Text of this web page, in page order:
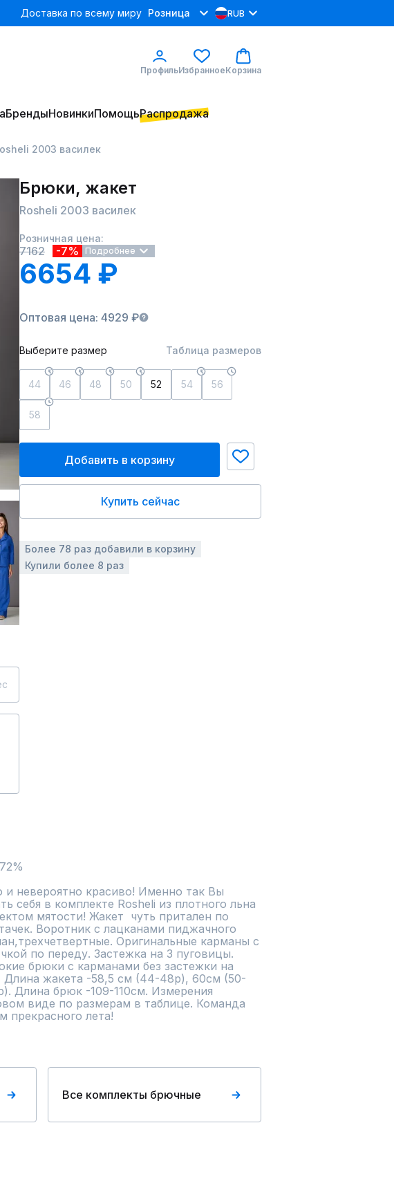
Доставка по всему миру Розница RUB
ПрофильИзбранноеКорзина
БрендыНовинкиПомощьРаспродажа
2003 василек
Брюки, жакет
Rosheli 2003 василек
Розничная цена:
7162 -7% Подробнее
6654 ₽
Оптовая цена: 4929 ₽
Выберите размер Таблица размеров
44 46 48 50 52 54 56
58
Добавить в корзину
Купить сейчас
Более 78 раз добавили в корзину
Купили более 8 раз
и невероятно красиво! Именно так Вы
себя в комплекте Rosheli из плотного льна
мятости! Жакет  чуть притален по
Воротник с лацканами пиджачного
Оригинальные карманы с
по переду. Застежка на 3 пуговицы.
брюки с карманами без застежки на
Длина жакета -58,5 см (44-48р), 60см (50-
Длина брюк -109-110см. Измерения
виде по размерам в таблице. Команда
прекрасного лета!
Все комплекты брючные